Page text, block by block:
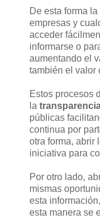
De esta forma
empresas y
acceder
informarse o
aumentando el
también el valor
Estos procesos
la
públicas
continua por
otra forma, abrir
iniciativa para
Por otro lado,
mismas
esta
esta manera se